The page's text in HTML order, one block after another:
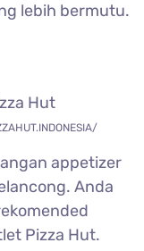
lebih bermutu.
appetizer
Anda
Pizza Hut.